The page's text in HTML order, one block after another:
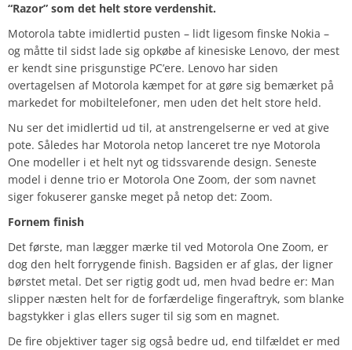
“Razor” som det helt store verdenshit.
Motorola tabte imidlertid pusten – lidt ligesom finske Nokia –
og måtte til sidst lade sig opkøbe af kinesiske Lenovo, der mest
er kendt sine prisgunstige PC’ere. Lenovo har siden
overtagelsen af Motorola kæmpet for at gøre sig bemærket på
markedet for mobiltelefoner, men uden det helt store held.
Nu ser det imidlertid ud til, at anstrengelserne er ved at give
pote. Således har Motorola netop lanceret tre nye Motorola
One modeller i et helt nyt og tidssvarende design. Seneste
model i denne trio er Motorola One Zoom, der som navnet
siger fokuserer ganske meget på netop det: Zoom.
Fornem finish
Det første, man lægger mærke til ved Motorola One Zoom, er
dog den helt forrygende finish. Bagsiden er af glas, der ligner
børstet metal. Det ser rigtig godt ud, men hvad bedre er: Man
slipper næsten helt for de forfærdelige fingeraftryk, som blanke
bagstykker i glas ellers suger til sig som en magnet.
De fire objektiver tager sig også bedre ud, end tilfældet er med